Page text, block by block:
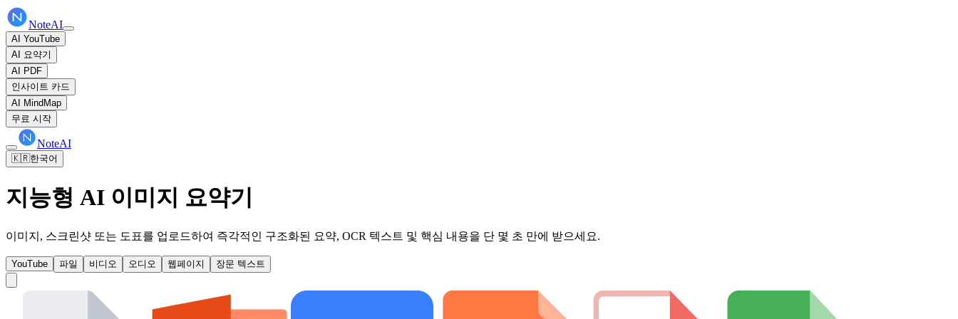
NoteAI
AI YouTube
AI 요약기
AI PDF
인사이트 카드
AI MindMap
무료 시작
NoteAI
🇰🇷한국어
지능형 AI 이미지 요약기
이미지, 스크린샷 또는 도표를 업로드하여 즉각적인 구조화된 요약, OCR 텍스트 및 핵심 내용을 단 몇 초 만에 받으세요.
YouTube 파일 비디오 오디오 웹페이지 장문 텍스트